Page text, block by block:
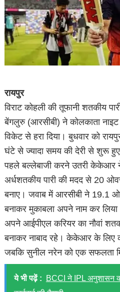
रायपुर
विराट कोहली की तूफानी शतकीय
बेंगलुरु (आरसीबी) ने कोलकाता
विकेट से हरा दिया। बुधवार को
घंटे से ज्यादा समय की देरी से शुरू
पहले बल्लेबाजी करने उतरी केकेआर
अर्धशतकीय पारी की मदद से 20
बनाए। जवाब में आरसीबी ने 19.1
बनाकर मुकाबला अपने नाम कर
अपने आईपीएल करियर का नौवां
बनाकर नाबाद रहे। केकेआर के लिए
जबकि सुनील नरेन को एक सफलता
ये भी पढ़ें :
BCCI ने IPL अनुशासन